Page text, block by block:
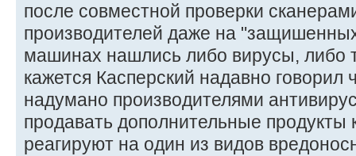
после совместной проверки
производителей даже на
машинах нашлись либо вирусы, либо
кажется Касперский надавно говорил
надумано производителями
продавать дополнительные продукты
реагируют на один из видов